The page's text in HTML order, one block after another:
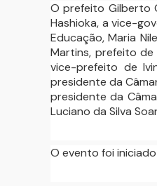
O prefeito Gilberto
Hashioka, a vice-
Educação, Maria
Martins, prefeito de
vice-prefeito de
presidente da
presidente da
Luciano da Silva
O evento foi